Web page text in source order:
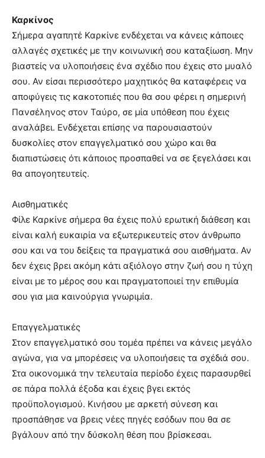
Καρκίνος
Σήμερα αγαπητέ Καρκίνε ενδέχεται να κάνεις κάποιες
αλλαγές σχετικές με την κοινωνική σου καταξίωση. Μην
βιαστείς να υλοποιήσεις ένα σχέδιο που έχεις στο μυαλό
σου. Αν είσαι περισσότερο μαχητικός θα καταφέρεις να
αποφύγεις τις κακοτοπιές που θα σου φέρει η σημερινή
Πανσέληνος στον Ταύρο, σε μία υπόθεση που έχεις
αναλάβει. Ενδέχεται επίσης να παρουσιαστούν
δυσκολίες στον επαγγελματικό σου χώρο και θα
διαπιστώσεις ότι κάποιος προσπαθεί να σε ξεγελάσει και
θα απογοητευτείς.
Αισθηματικές
Φίλε Καρκίνε σήμερα θα έχεις πολύ ερωτική διάθεση και
είναι καλή ευκαιρία να εξωτερικευτείς στον άνθρωπο
σου και να του δείξεις τα πραγματικά σου αισθήματα. Αν
δεν έχεις βρει ακόμη κάτι αξιόλογο στην ζωή σου η τύχη
είναι με το μέρος σου και πραγματοποιεί την επιθυμία
σου για μια καινούργια γνωριμία.
Επαγγελματικές
Στον επαγγελματικό σου τομέα πρέπει να κάνεις μεγάλο
αγώνα, για να μπορέσεις να υλοποιήσεις τα σχέδιά σου.
Στα οικονομικά την τελευταία περίοδο έχεις παρασυρθεί
σε πάρα πολλά έξοδα και έχεις βγει εκτός
προϋπολογισμού. Κινήσου με αρκετή σύνεση και
προσπάθησε να βρεις νέες πηγές εσόδων που θα σε
βγάλουν από την δύσκολη θέση που βρίσκεσαι.